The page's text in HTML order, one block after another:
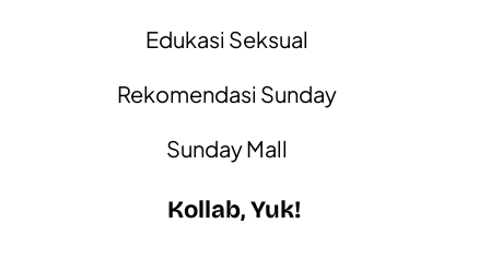
Edukasi Seksual
Rekomendasi Sunday
Sunday Mall
Kollab, Yuk!